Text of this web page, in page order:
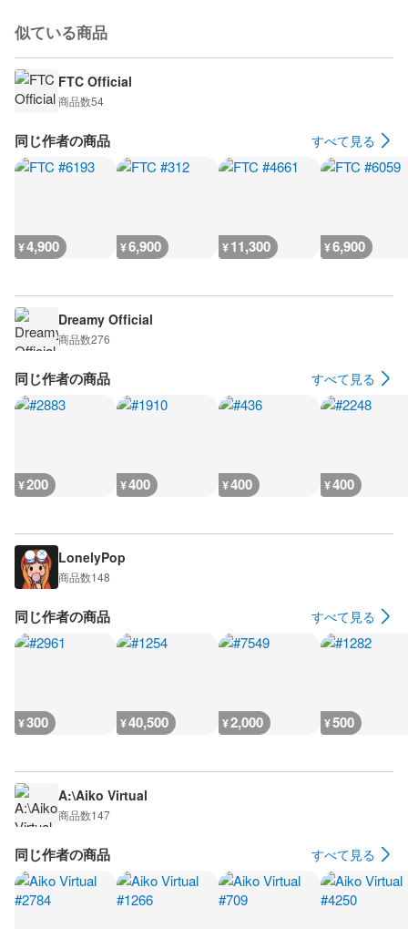
似ている商品
FTC Official
商品数54
同じ作者の商品 すべて見る
¥4,900 ¥6,900 ¥11,300 ¥6,900
Dreamy Official
商品数276
同じ作者の商品 すべて見る
¥200 ¥400 ¥400 ¥400
LonelyPop
商品数148
同じ作者の商品 すべて見る
¥300 ¥40,500 ¥2,000 ¥500
A:\Aiko Virtual
商品数147
同じ作者の商品 すべて見る